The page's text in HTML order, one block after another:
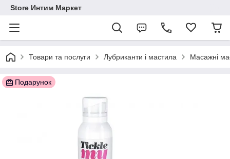
Store Интим Маркет
Товари та послуги Лубриканти і мастила Масажні
Подарунок